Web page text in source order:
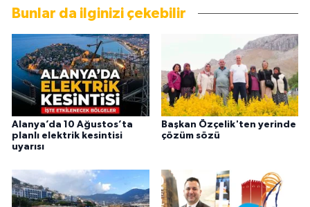
Bunlar da ilginizi çekebilir
Alanya’da 10 Ağustos’ta
planlı elektrik kesintisi
uyarısı
Başkan Özçelik'ten yerinde
çözüm sözü